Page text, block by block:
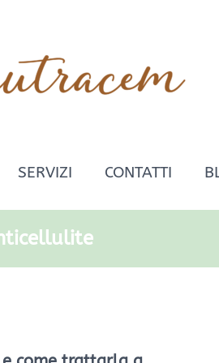
SERVIZI CONTATTI